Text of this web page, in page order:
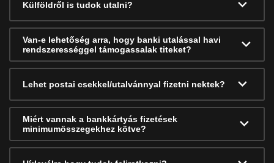
Külföldről is tudok utalni?
Van-e lehetőség arra, hogy banki utalással havi
rendszerességgel támogassalak titeket?
Lehet postai csekkel/utalvánnyal fizetni nektek?
Miért vannak a bankkártyás fizetések
minimumösszegekhez kötve?